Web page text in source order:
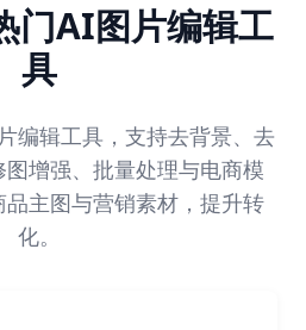
门AI图片编辑工
具
编辑工具，支持去背景、去
增强、批量处理与电商模
主图与营销素材，提升转
化。